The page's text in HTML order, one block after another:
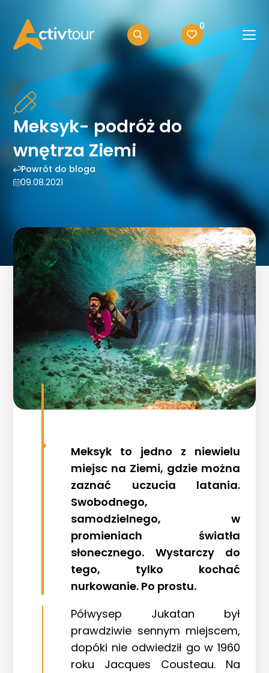
0
Meksyk- podróż do
wnętrza Ziemi
Powrót do bloga
09.08.2021
Meksyk to jedno z niewielu
miejsc na Ziemi, gdzie można
zaznać uczucia latania.
Swobodnego,
samodzielnego, w
promieniach światła
słonecznego. Wystarczy do
tego, tylko kochać
nurkowanie. Po prostu.
Półwysep Jukatan był
prawdziwie sennym miejscem,
dopóki nie odwiedził go w 1960
roku Jacques Cousteau. Na